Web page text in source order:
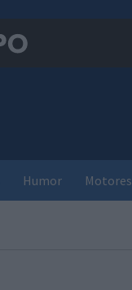
Humor Motores